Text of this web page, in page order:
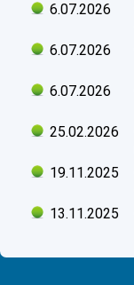
6.07.2026
6.07.2026
6.07.2026
25.02.2026
19.11.2025
13.11.2025